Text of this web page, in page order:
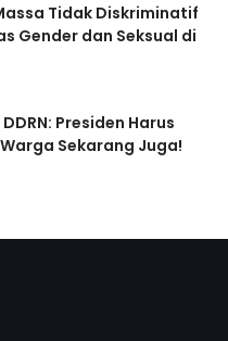
Tidak Diskriminatif
Gender dan Seksual di
Presiden Harus
Sekarang Juga!